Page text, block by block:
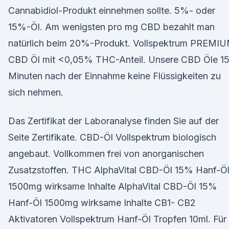
Cannabidiol-Produkt einnehmen sollte. 5%- oder
15%-Öl. Am wenigsten pro mg CBD bezahlt man
natürlich beim 20%-Produkt. Vollspektrum
CBD Öl mit <0,05% THC-Anteil. Unsere CBD Öle 15
Minuten nach der Einnahme keine Flüssigkeiten zu
sich nehmen.
Das Zertifikat der Laboranalyse finden Sie auf der
Seite Zertifikate. CBD-Öl Vollspektrum biologisch
angebaut. Vollkommen frei von anorganischen
Zusatzstoffen. THC AlphaVital CBD-Öl 15% Hanf-Öl
1500mg wirksame Inhalte AlphaVital CBD-Öl 15%
Hanf-Öl 1500mg wirksame Inhalte CB1- CB2
Aktivatoren Vollspektrum Hanf-Öl Tropfen 10ml. Für